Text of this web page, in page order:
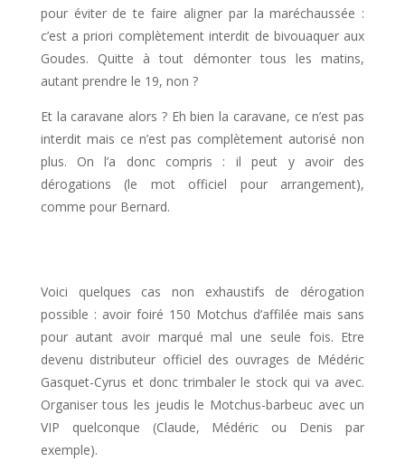
pour éviter de te faire aligner par la maréchaussée :
c’est a priori complètement interdit de bivouaquer aux
Goudes. Quitte à tout démonter tous les matins,
autant prendre le 19, non ?
Et la caravane alors ? Eh bien la caravane, ce n’est pas
interdit mais ce n’est pas complètement autorisé non
plus. On l’a donc compris : il peut y avoir des
dérogations (le mot officiel pour arrangement),
comme pour Bernard.
Voici quelques cas non exhaustifs de dérogation
possible : avoir foiré 150 Motchus d’affilée mais sans
pour autant avoir marqué mal une seule fois. Etre
devenu distributeur officiel des ouvrages de Médéric
Gasquet-Cyrus et donc trimbaler le stock qui va avec.
Organiser tous les jeudis le Motchus-barbeuc avec un
VIP quelconque (Claude, Médéric ou Denis par
exemple).